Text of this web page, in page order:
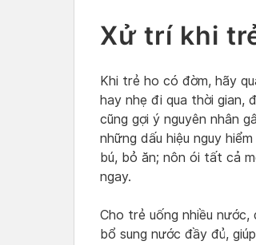
Xử trí khi
Khi trẻ ho có đờm, hãy
hay nhẹ đi qua thời gian,
cũng gợi ý nguyên nhân
những dấu hiệu nguy
bú, bỏ ăn; nôn ói tất cả
ngay.
Cho trẻ uống nhiều
bổ sung nước đầy đủ,